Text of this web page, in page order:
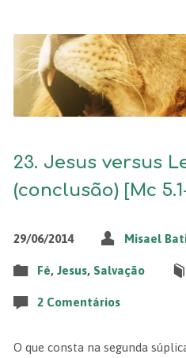
23. Jesus versus
(conclusão) [Mc
29/06/2014 Misael
Fé, Jesus, Salvação
2 Comentários
O que consta na segunda